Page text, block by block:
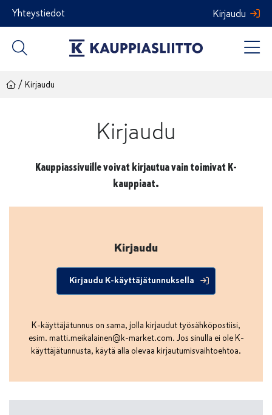
Siirry
sisältöön
Yhteystiedot Kirjaudu
/ Kirjaudu
Kirjaudu
Kauppiassivuille voivat kirjautua vain toimivat K-
kauppiaat.
Kirjaudu
Kirjaudu K-käyttäjätunnuksella
K-käyttäjätunnus on sama, jolla kirjaudut työsähköpostiisi,
esim. matti.meikalainen@k-market.com. Jos sinulla ei ole K-
käyttäjätunnusta, käytä alla olevaa kirjautumisvaihtoehtoa.